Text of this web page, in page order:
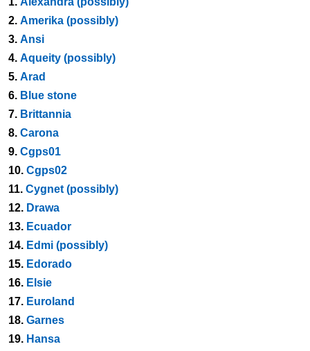
2. Amerika (possibly)
3. Ansi
4. Aqueity (possibly)
5. Arad
6. Blue stone
7. Brittannia
8. Carona
9. Cgps01
10. Cgps02
11. Cygnet (possibly)
12. Drawa
13. Ecuador
14. Edmi (possibly)
15. Edorado
16. Elsie
17. Euroland
18. Garnes
19. Hansa